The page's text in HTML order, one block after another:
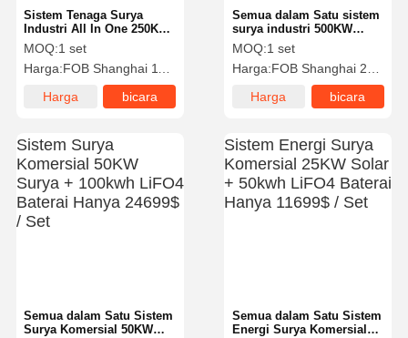
Semua dalam Satu sistem
surya industri 500KW
Solar + 1000kwh LiFO4
Baterai hanya 219999$ /
Set
MOQ:1 set
Harga:FOB Shanghai 219999$/Set
Harga
bicara
Sistem Tenaga Surya
Industri All In One 250KW
Surya + Baterai LiFePO4
500kwh Hanya $116999/Set
MOQ:1 set
Harga:FOB Shanghai 116999$/Set
Harga
bicara
Semua dalam Satu Sistem
Energi Surya Komersial
Semua dalam Satu Sistem
Surya Komersial 50KW